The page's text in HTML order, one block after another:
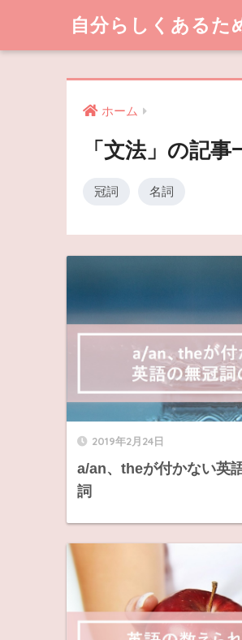
自分らしくある
ホーム
「文法」の記事
冠詞 名詞
2019年2月24日
a/an、theが付かない英
詞